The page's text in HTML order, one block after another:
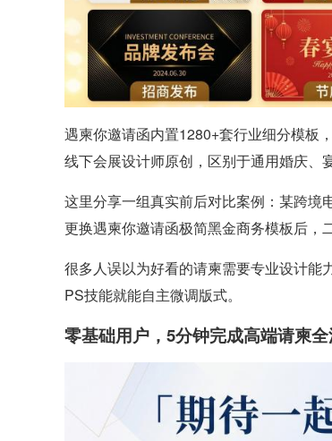
遇柬你邀请函内置1280+套行业细分模板
线下会展设计师原创，区别于通用婚庆、
这里分享一组真实前后对比案例：某跨境
更换遇柬你邀请函极简黑金商务模板后，
很多人误以为好看的请柬需要专业设计能
PS技能就能自主微调版式。
零基础用户，5分钟完成高端请柬